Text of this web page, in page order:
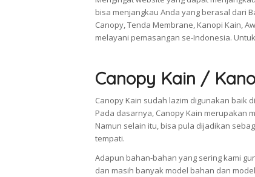
bisa menjangkau Anda yang berasal dari
Canopy, Tenda Membrane, Kanopi Kain,
melayani pemasangan se-Indonesia.
Canopy Kain /
Canopy Kain sudah lazim digunakan baik
Pada dasarnya, Canopy Kain merupakan
Namun selain itu, bisa pula dijadikan
tempati.
Adapun bahan-bahan yang sering kami
dan masih banyak model bahan dan